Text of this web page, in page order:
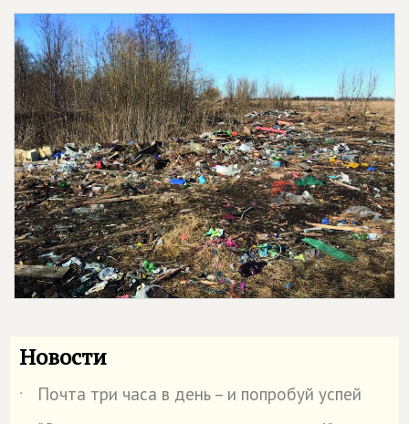
Новости
˙
Почта три часа в день – и попробуй успей